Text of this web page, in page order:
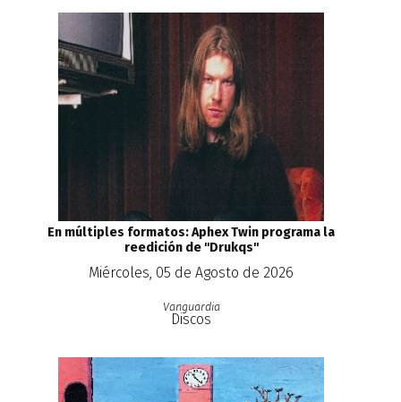
En múltiples formatos: Aphex Twin programa la
reedición de ''Drukqs''
Miércoles, 05 de Agosto de 2026
Vanguardia
Discos